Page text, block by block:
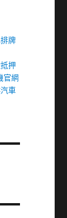
牌
押
官網
車